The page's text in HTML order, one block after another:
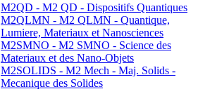
M2QD - M2 QD - Dispositifs Quantiques
M2QLMN - M2 QLMN - Quantique,
Lumiere, Materiaux et Nanosciences
M2SMNO - M2 SMNO - Science des
Materiaux et des Nano-Objets
M2SOLIDS - M2 Mech - Maj. Solids -
Mecanique des Solides